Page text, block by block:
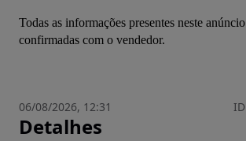
Todas as informações presentes neste
confirmadas com o vendedor.
06/08/2026, 12:31 ID
Detalhes